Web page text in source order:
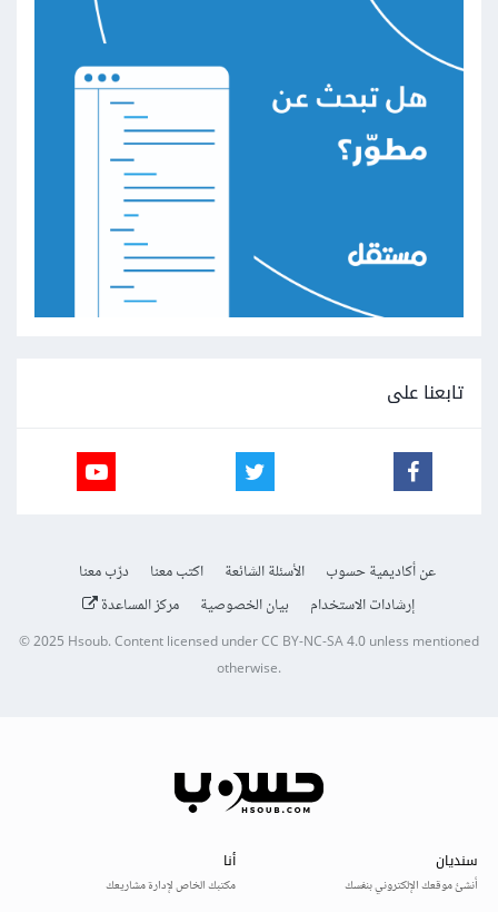
تابعنا على
عن أكاديمية حسوب الأسئلة الشائعة اكتب معنا
درّب معنا
إرشادات الاستخدام
بيان الخصوصية مركز المساعدة
© 2025Hsoub.Content licensed underCC BY-NC-SA 4.0unless mentioned
otherwise.